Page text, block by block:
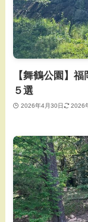
【舞鶴公園】
５選
2026年4月30日 2026